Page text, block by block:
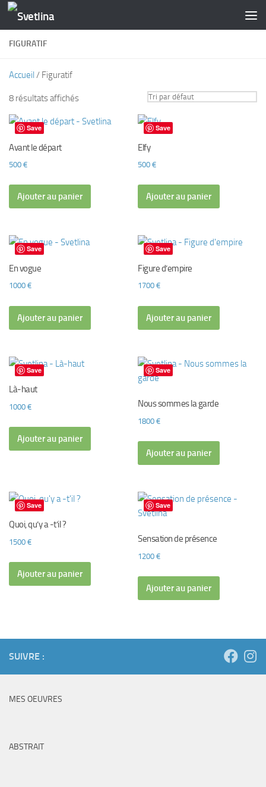
Skip to content
FIGURATIF
Accueil / Figuratif
8 résultats affichés
Save
Avant le départ
500 €
Ajouter au panier
Save
Elfy
500€
Ajouter au panier
Save
En vogue
1000 €
Ajouter au panier
Save
Figure d’empire
1700€
Ajouter au panier
Save
Là-haut
1000 €
Ajouter au panier
Save
Nous sommes la garde
1800€
Ajouter au panier
Save
Quoi, qu’y a -t’il ?
1500 €
Ajouter au panier
Save
Sensation de présence
1200€
Ajouter au panier
SUIVRE :
MES OEUVRES
ABSTRAIT